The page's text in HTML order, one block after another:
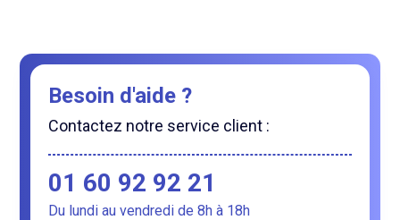
Besoin d'aide ?
Contactez notre service client :
01 60 92 92 21
Du lundi au vendredi de 8h à 18h